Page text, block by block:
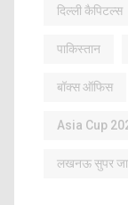
दिल्ली कैपिटल्स
पाकिस्तान
बॉक्स ऑफिस
Asia Cup
लखनऊ सुपर